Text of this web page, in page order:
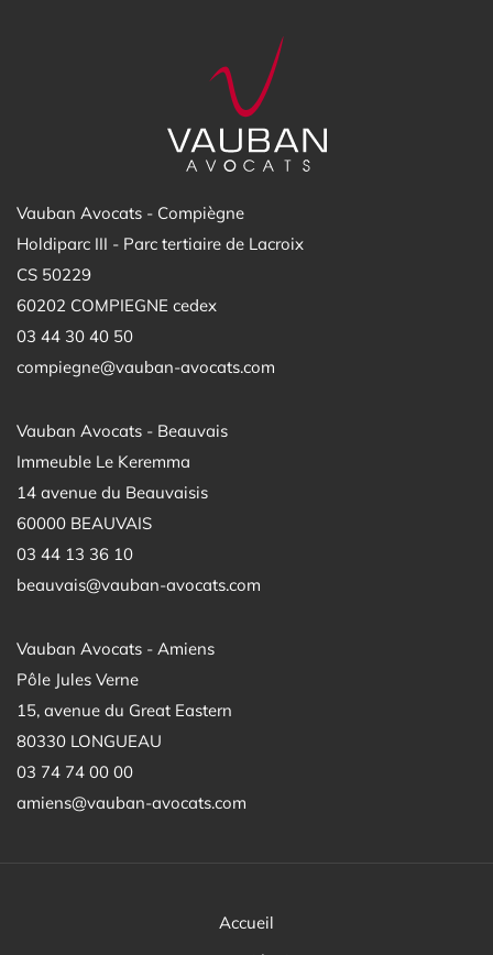
Vauban Avocats - Compiègne
Holdiparc III - Parc tertiaire de Lacroix
CS 50229
60202 COMPIEGNE cedex
03 44 30 40 50
compiegne@vauban-avocats.com
Vauban Avocats - Beauvais
Immeuble Le Keremma
14 avenue du Beauvaisis
60000 BEAUVAIS
03 44 13 36 10
beauvais@vauban-avocats.com
Vauban Avocats - Amiens
Pôle Jules Verne
15, avenue du Great Eastern
80330 LONGUEAU
03 74 74 00 00
amiens@vauban-avocats.com
Accueil